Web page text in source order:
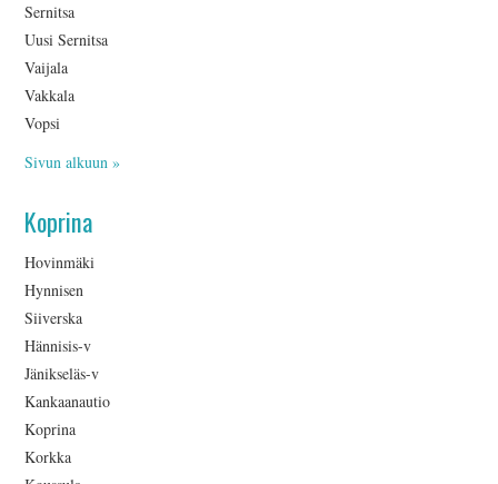
Sernitsa
Uusi Sernitsa
Vaijala
Vakkala
Vopsi
Sivun alkuun »
Koprina
Hovinmäki
Hynnisen
Siiverska
Hännisis-v
Jänikseläs-v
Kankaanautio
Koprina
Korkka